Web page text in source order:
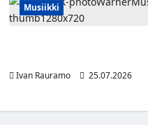
Musiikki
Ivan Rauramo
25.07.2026